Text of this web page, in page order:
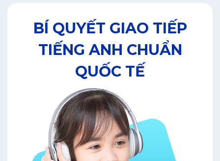
BÍ QUYẾT GIAO TIẾP
TIẾNG ANH CHUẨN
QUỐC TẾ